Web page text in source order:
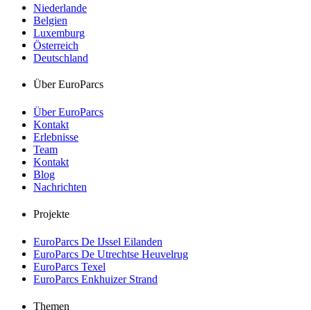
Niederlande
Belgien
Luxemburg
Österreich
Deutschland
Über EuroParcs
Über EuroParcs
Kontakt
Erlebnisse
Team
Kontakt
Blog
Nachrichten
Projekte
EuroParcs De IJssel Eilanden
EuroParcs De Utrechtse Heuvelrug
EuroParcs Texel
EuroParcs Enkhuizer Strand
Themen